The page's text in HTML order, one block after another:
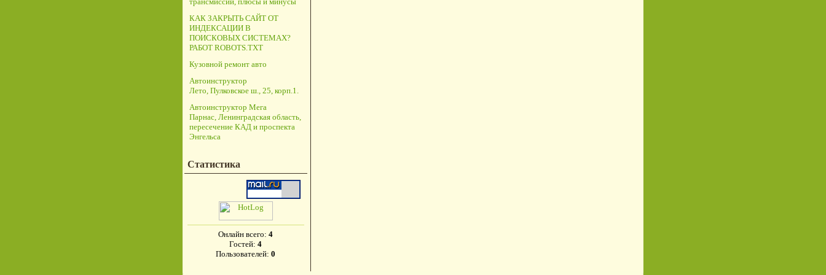
КАК ЗАКРЫТЬ САЙТ ОТ
ИНДЕКСАЦИИ В
ПОИСКОВЫХ СИСТЕМАХ?
РАБОТ ROBOTS.TXT
Кузовной ремонт авто
Автоинструктор
Лето, Пулковское ш., 25, корп.1.
Автоинструктор Мега
Парнас, Ленинградская область,
пересечение КАД и проспекта
Энгельса
Статистика
Онлайн всего: 4
Гостей: 4
Пользователей: 0